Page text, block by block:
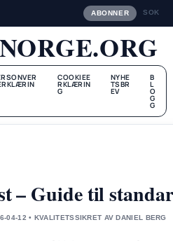
ABONNER SOK
COOKIEE
RKLÆRIN
G
NYHE
TSBR
EV
B
L
O
G
G
– Guide til
04-12 • KVALITETSSIKRET AV DANIEL BERG